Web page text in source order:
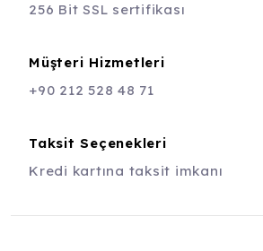
256 Bit SSL sertifikası
Müşteri Hizmetleri
+90 212 528 48 71
Taksit Seçenekleri
Kredi kartına taksit imkanı